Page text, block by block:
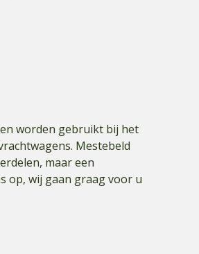
worden gebruikt bij het
Mestebeld
maar een
op, wij gaan graag voor u